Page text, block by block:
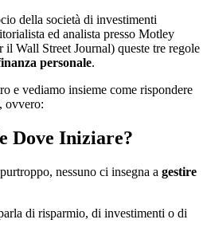
della società di investimenti
ed analista presso Motley
Wall Street Journal) queste tre regole
personale.
e vediamo insieme come rispondere
ovvero:
Dove Iniziare?
nessuno ci insegna a gestire
di risparmio, di investimenti o di